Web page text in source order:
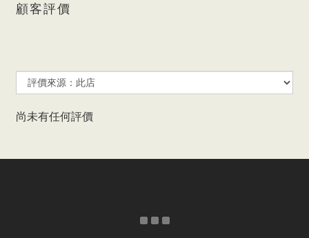
顧客評價
尚未有任何評價